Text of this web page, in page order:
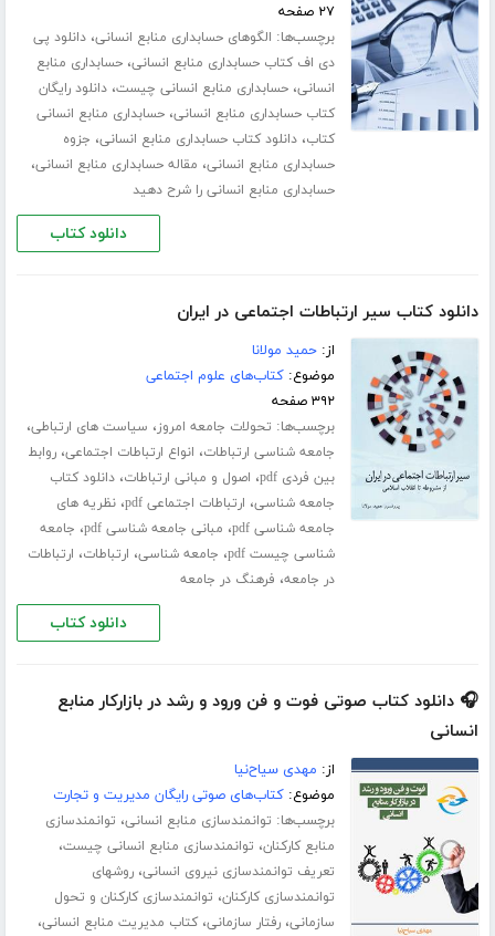
۲۷ صفحه
برچسب‌ها: الگوهای حسابداری منابع انسانی،دانلود پی
دی اف کتاب حسابداری منابع انسانی،حسابداری منابع
انسانی،حسابداری منابع انسانی چیست،دانلود رایگان
کتاب حسابداری منابع انسانی،حسابداری منابع انسانی
کتاب،دانلود کتاب حسابداری منابع انسانی، جزوه
حسابداری منابع انسانی، مقاله حسابداری منابع انسانی،
حسابداری منابع انسانی را شرح دهید
دانلود کتاب
دانلود کتاب سیر ارتباطات اجتماعی در ایران
از:حمید مولانا
موضوع:کتاب‌های علوم اجتماعی
۳۹۲ صفحه
برچسب‌ها: تحولات جامعه امروز، سیاست های ارتباطی،
جامعه شناسی ارتباطات، انواع ارتباطات اجتماعی،روابط
بین فردی pdf
، اصول و مبانی ارتباطات،دانلود کتاب
جامعه شناسی، ارتباطات اجتماعی pdf ،نظریه های
جامعه شناسی pdf
، مبانی جامعه شناسی pdf ، جامعه
شناسی چیست pdf
، جامعه شناسی، ارتباطات، ارتباطات
در جامعه، فرهنگ در جامعه
دانلود کتاب
🎧 دانلود کتاب صوتی فوت و فن ورود و رشد در بازارکار منابع
انسانی
از: مهدی سیاح‌نیا
موضوع:کتاب‌های صوتی رایگان مدیریت و تجارت
برچسب‌ها: توانمندسازی منابع انسانی، توانمندسازی
منابع کارکنان، توانمندسازی منابع انسانی چیست،
تعریف توانمندسازی نیروی انسانی،روشهای
توانمندسازی کارکنان، توانمندسازی کارکنان و تحول
سازمانی،رفتار سازمانی،کتاب مدیریت منابع انسانی،